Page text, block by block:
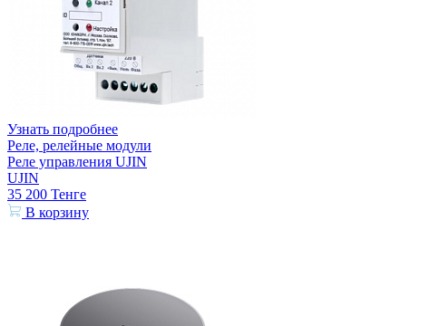
Узнать подробнее
Реле, релейные модули
Реле управления UJIN
UJIN
35 200 Тенге
В корзину